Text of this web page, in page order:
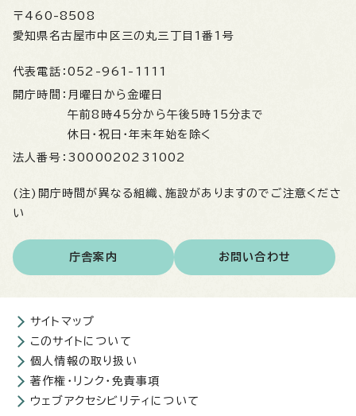
〒460-8508
愛知県名古屋市中区三の丸三丁目1番1号
代表電話： 052-961-1111
開庁時間： 月曜日から金曜日
午前8時45分から午後5時15分まで
休日・祝日・年末年始を除く
法人番号： 3000020231002
(注)開庁時間が異なる組織、施設がありますのでご注意くださ
い
庁舎案内 お問い合わせ
サイトマップ
このサイトについて
個人情報の取り扱い
著作権・リンク・免責事項
ウェブアクセシビリティについて